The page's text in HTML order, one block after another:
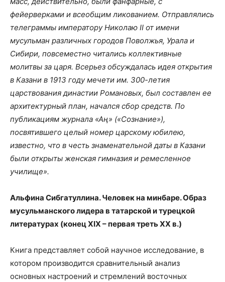
фейерверками и всеобщим ликованием. Отправлялись
телеграммы императору Николаю II от имени
мусульман различных городов Поволжья, Урала и
Сибири, повсеместно читались коллективные
молитвы за царя. Всерьез обсуждалась идея открытия
в Казани в 1913 году мечети им. 300-летия
царствования династии Романовых, был составлен ее
архитектурный план, начался сбор средств. По
публикациям журнала «Аң» («Сознание»),
посвятившего целый номер царскому юбилею,
известно, что в честь знаменательной даты в Казани
были открыты женская гимназия и ремесленное
училище».
Альфина Сибгатуллина. Человек на минбаре. Образ
мусульманского лидера в татарской и турецкой
литературах (конец ХIХ – первая треть ХХ в.)
Книга представляет собой научное исследование, в
котором производится сравнительный анализ
основных настроений и стремлений восточных